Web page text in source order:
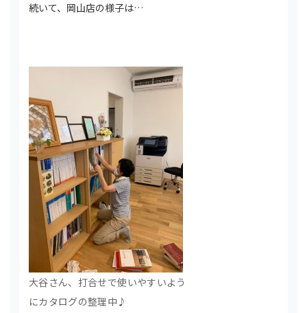
続いて、岡山店の様子は…
大谷さん、打合せで使いやすいよう
にカタログの整理中♪